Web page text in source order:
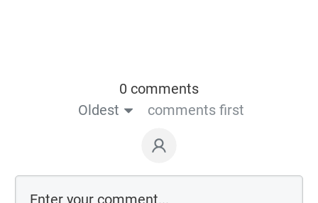
0 comments
Oldest
comments first